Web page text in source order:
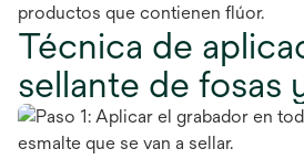
productos que contienen flúor.
Técnica de
sellante de fosas